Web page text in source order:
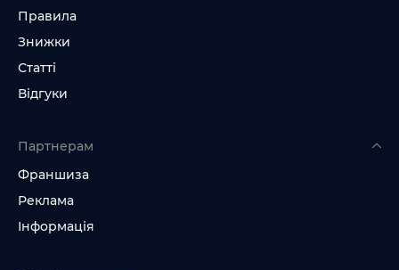
Правила
Знижки
Статті
Відгуки
Партнерам
Франшиза
Реклама
Інформація